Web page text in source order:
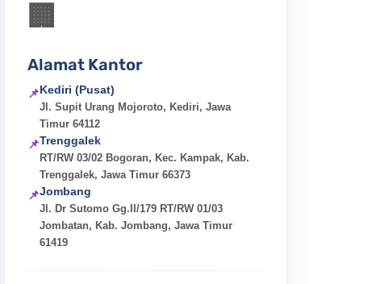
🏢
Alamat Kantor
📌Kediri (Pusat)
Jl. Supit Urang Mojoroto, Kediri, Jawa
Timur 64112
📌Trenggalek
RT/RW 03/02 Bogoran, Kec. Kampak, Kab.
Trenggalek, Jawa Timur 66373
📌Jombang
Jl. Dr Sutomo Gg.II/179 RT/RW 01/03
Jombatan, Kab. Jombang, Jawa Timur
61419